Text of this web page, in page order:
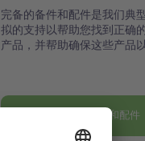
完备的备件和配件是我们典
拟的支持以帮助您找到正确
产品，并帮助确保这些产品
发现我们的部件和配件